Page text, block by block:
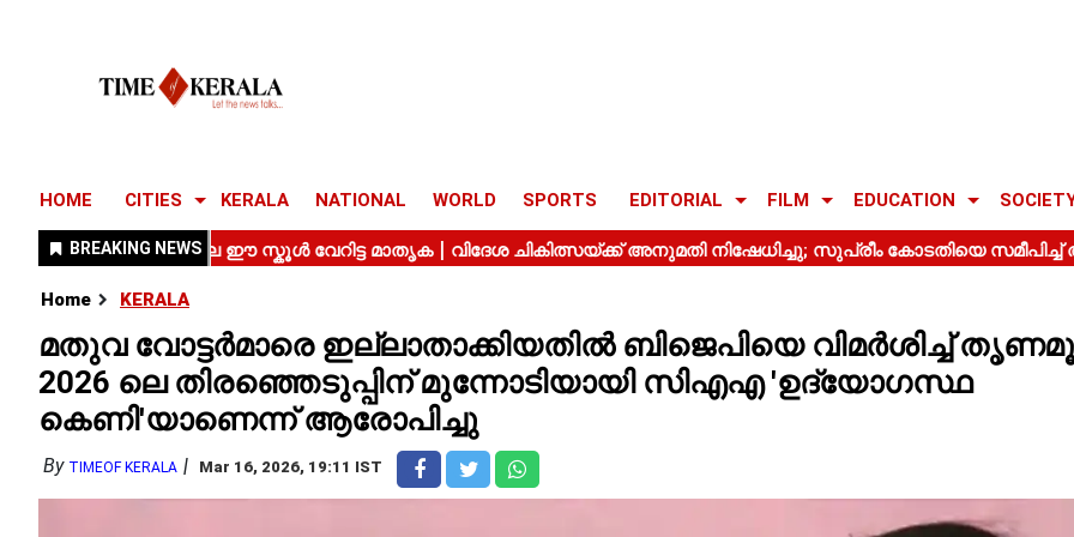
HOME CITIES KERALA NATIONAL WORLD SPORTS EDITORIAL FILM EDUCATION
Home KERALA
മതുവ വോട്ടർമാരെ ഇല്ലാതാക്കിയതിൽ ബിജെപിയെ വിമർശിച്ച്
2026 ലെ തിരഞ്ഞെടുപ്പിന് മുന്നോടിയായി സിഎഎ 'ഉദ്യോഗസ്ഥ
കെണി'യാണെന്ന് ആരോപിച്ചു
By TIMEOF KERALA Mar 16, 2026, 19:11 IST